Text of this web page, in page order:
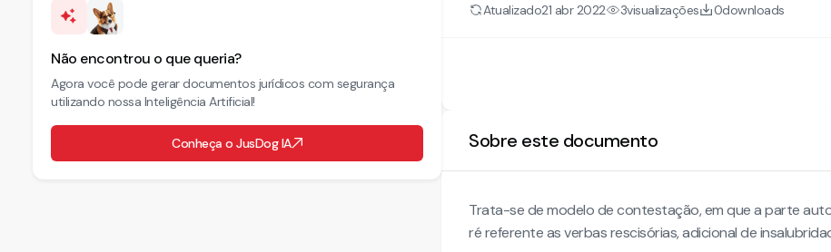
Não encontrou o que queria?
Agora você pode gerar documentos jurídicos com segurança
utilizando nossa Inteligência Artificial!
Conheça o JusDog IA
Atualizado21 abr 2022 3visualizações 0downloads
Sobre este documento
Trata-se de modelo de contestação, em que a parte
ré referente as verbas rescisórias, adicional de